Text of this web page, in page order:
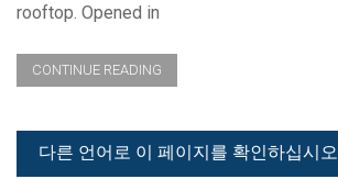
rooftop. Opened in
CONTINUE READING
다른 언어로 이 페이지를 확인하십시오